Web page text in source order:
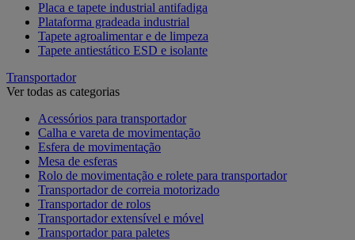
Placa e tapete industrial antifadiga
Plataforma gradeada industrial
Tapete agroalimentar e de limpeza
Tapete antiestático ESD e isolante
Transportador
Ver todas as categorias
Acessórios para transportador
Calha e vareta de movimentação
Esfera de movimentação
Mesa de esferas
Rolo de movimentação e rolete para transportador
Transportador de correia motorizado
Transportador de rolos
Transportador extensível e móvel
Transportador para paletes